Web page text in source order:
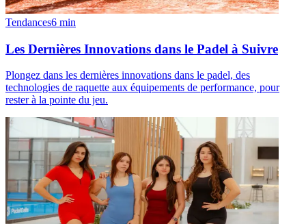
Tendances6 min
Les Dernières Innovations dans le Padel à Suivre
Plongez dans les dernières innovations dans le padel, des
technologies de raquette aux équipements de performance, pour
rester à la pointe du jeu.